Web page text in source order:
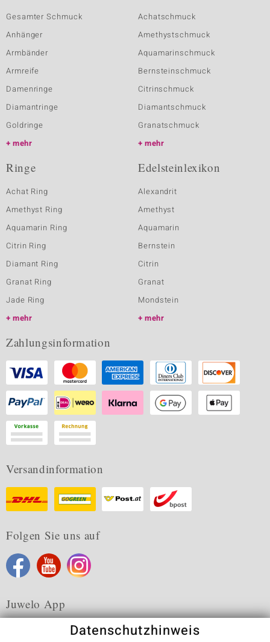
Gesamter Schmuck
Anhänger
Armbänder
Armreife
Damenringe
Diamantringe
Goldringe
mehr
Achatschmuck
Amethystschmuck
Aquamarinschmuck
Bernsteinschmuck
Citrinschmuck
Diamantschmuck
Granatschmuck
mehr
Ringe
Achat Ring
Amethyst Ring
Aquamarin Ring
Citrin Ring
Diamant Ring
Granat Ring
Jade Ring
mehr
Edelsteinlexikon
Alexandrit
Amethyst
Aquamarin
Bernstein
Citrin
Granat
Mondstein
mehr
Zahlungsinformation
Versandinformation
Folgen Sie uns auf
Juwelo App
Datenschutzhinweis